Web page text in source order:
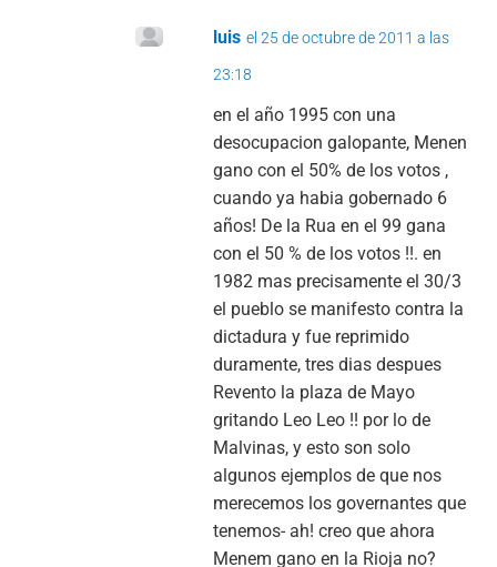
luis el 25 de octubre de 2011 a las
23:18
en el año 1995 con una
desocupacion galopante, Menen
gano con el 50% de los votos ,
cuando ya habia gobernado 6
años! De la Rua en el 99 gana
con el 50 % de los votos !!. en
1982 mas precisamente el 30/3
el pueblo se manifesto contra la
dictadura y fue reprimido
duramente, tres dias despues
Revento la plaza de Mayo
gritando Leo Leo !! por lo de
Malvinas, y esto son solo
algunos ejemplos de que nos
merecemos los governantes que
tenemos- ah! creo que ahora
Menem gano en la Rioja no?